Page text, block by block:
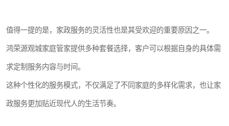
值得一提的是，家政服务的灵活性也是其受欢迎的重要原因之一。
鸿荣源观城家庭管家提供多种套餐选择，客户可以根据自身的具体需
求定制服务内容与时间。
这种个性化的服务模式，不仅满足了不同家庭的多样化需求，也让家
政服务更加贴近现代人的生活节奏。